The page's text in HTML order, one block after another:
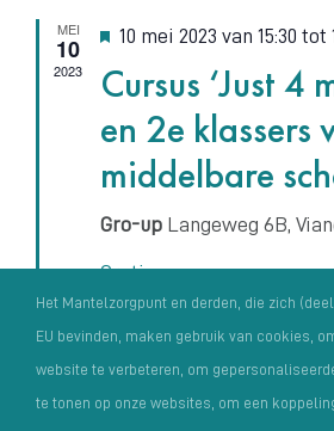
MEI
10
2023
Uitgelicht
10 mei 2023 van 15:30 tot
Cursus ‘Just 4
en 2e klassers
middelbare
Gro-up Langeweg 6B,
Gratis
Het Mantelzorgpunt en derden, die zich
EU bevinden, maken gebruik van cookies,
website te verbeteren, om
te tonen op onze websites, om een